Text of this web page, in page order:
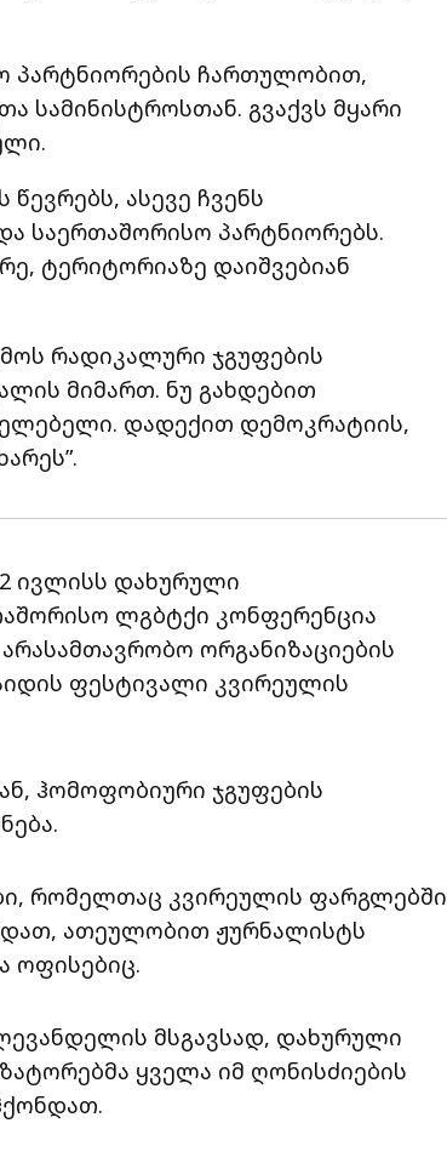
პარტნიორების ჩართულობით,
სამინისტროსთან. გვაქვს მყარი
ასევე ჩვენს
საერთაშორისო პარტნიორებს.
ტერიტორიაზე დაიშვებიან
რადიკალური ჯგუფების
მიმართ. ნუ გახდებით
დადექით დემოკრატიის,
ივლისს დახურული
ლგბტქი კონფერენცია
ორგანიზაციების
ფესტივალი კვირეულის
ჰომოფობიური ჯგუფების
რომელთაც კვირეულის ფარგლებში
ათეულობით ჟურნალისტს
ოფისებიც.
მსგავსად, დახურული
ყველა იმ ღონისძიების